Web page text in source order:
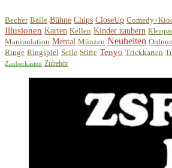
Becher Bälle Bühne Chips CloseUp
Illusionen Karten Kellen Kinder zaubern
Manipulation Mental Münzen Neuheiten
Ringe Ringspiel Seile Stifte Tenyo Trickkarten
Zauberkästen Zubehör